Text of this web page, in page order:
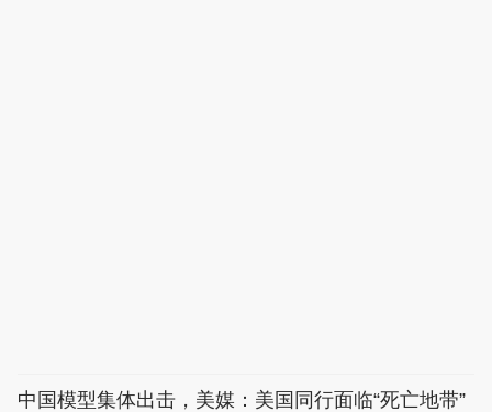
中国模型集体出击，美媒：美国同行面临“死亡地带”